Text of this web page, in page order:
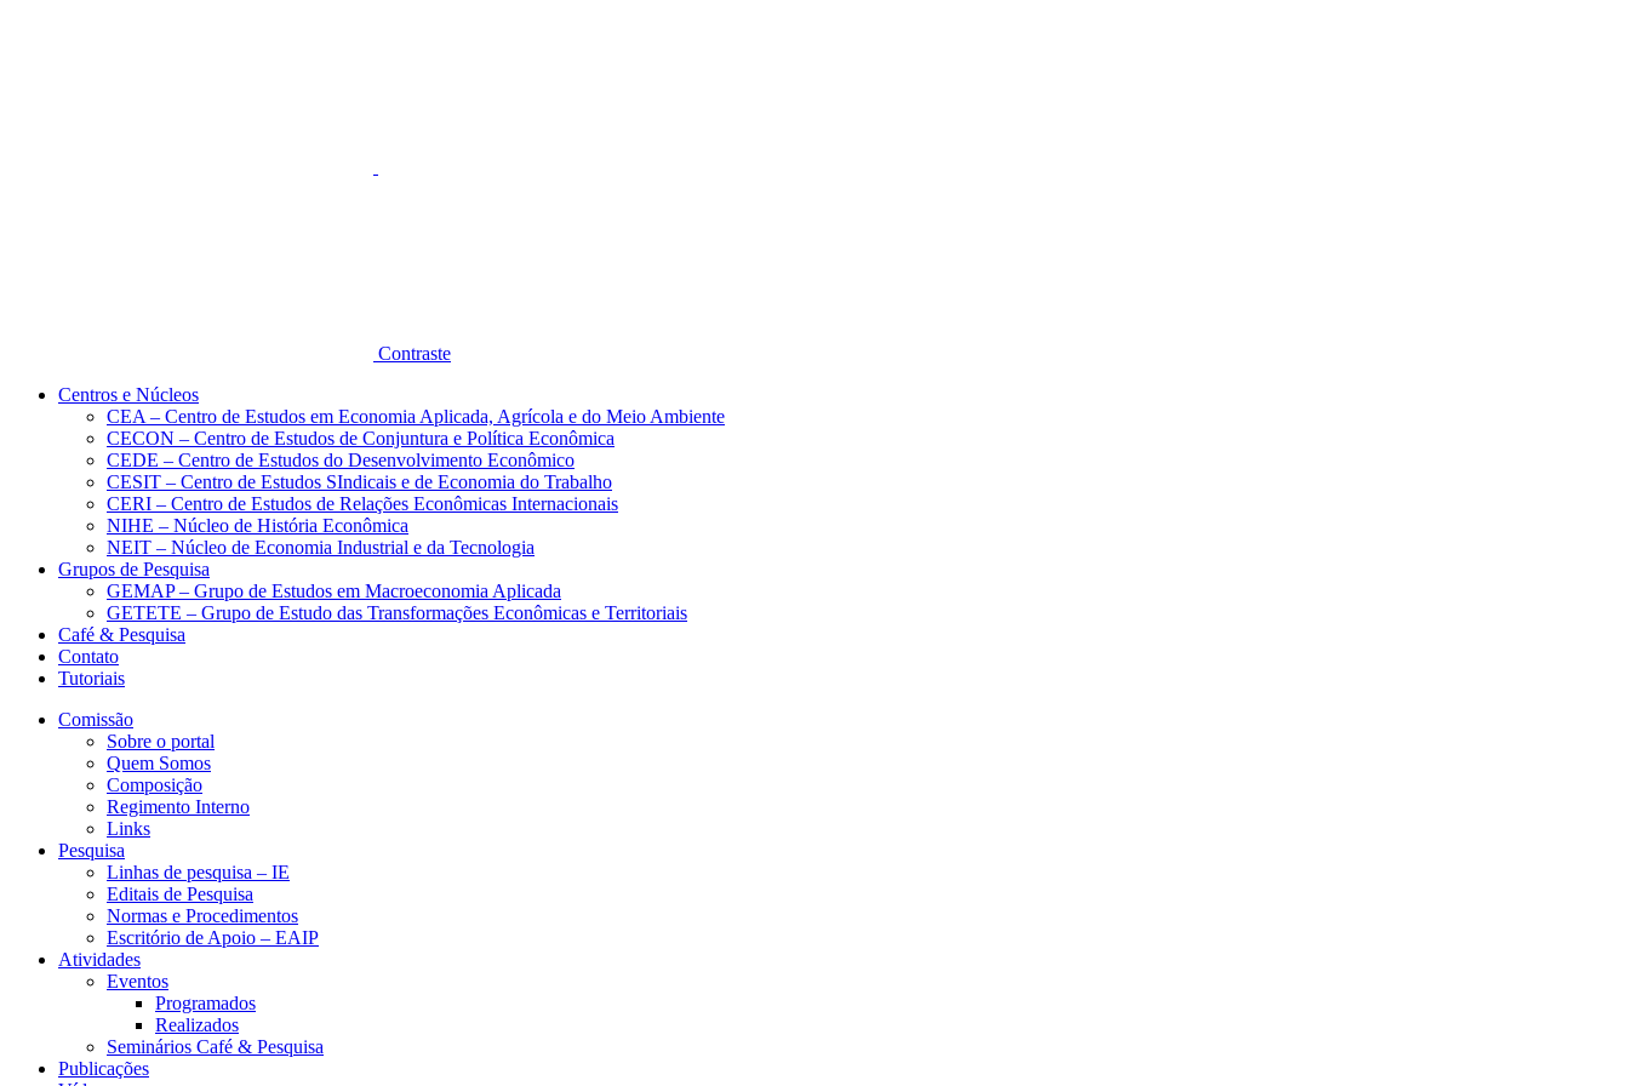
Contraste
Centros e Núcleos
CEA – Centro de Estudos em Economia Aplicada, Agrícola e do Meio Ambiente
CECON – Centro de Estudos de Conjuntura e Política Econômica
CEDE – Centro de Estudos do Desenvolvimento Econômico
CESIT – Centro de Estudos SIndicais e de Economia do Trabalho
CERI – Centro de Estudos de Relações Econômicas Internacionais
NIHE – Núcleo de História Econômica
NEIT – Núcleo de Economia Industrial e da Tecnologia
Grupos de Pesquisa
GEMAP – Grupo de Estudos em Macroeconomia Aplicada
GETETE – Grupo de Estudo das Transformações Econômicas e Territoriais
Café & Pesquisa
Contato
Tutoriais
Comissão
Sobre o portal
Quem Somos
Composição
Regimento Interno
Links
Pesquisa
Linhas de pesquisa – IE
Editais de Pesquisa
Normas e Procedimentos
Escritório de Apoio – EAIP
Atividades
Eventos
Programados
Realizados
Seminários Café & Pesquisa
Publicações